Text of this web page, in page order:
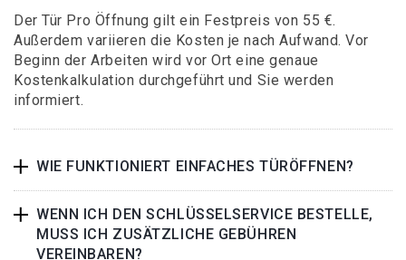
Der Tür Pro Öffnung gilt ein Festpreis von 55 €.
Außerdem variieren die Kosten je nach Aufwand. Vor
Beginn der Arbeiten wird vor Ort eine genaue
Kostenkalkulation durchgeführt und Sie werden
informiert.
WIE FUNKTIONIERT EINFACHES TÜRÖFFNEN?
WENN ICH DEN SCHLÜSSELSERVICE BESTELLE,
MUSS ICH ZUSÄTZLICHE GEBÜHREN
VEREINBAREN?